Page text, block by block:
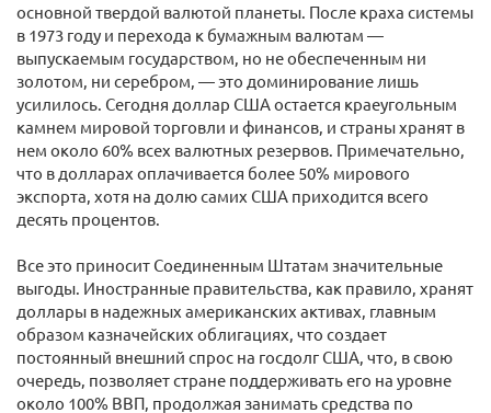
основной твердой валютой планеты. После краха системы
в 1973 году и перехода к бумажным валютам —
выпускаемым государством, но не обеспеченным ни
золотом, ни серебром, — это доминирование лишь
усилилось. Сегодня доллар США остается краеугольным
камнем мировой торговли и финансов, и страны хранят в
нем около 60% всех валютных резервов. Примечательно,
что в долларах оплачивается более 50% мирового
экспорта, хотя на долю самих США приходится всего
десять процентов.
Все это приносит Соединенным Штатам значительные
выгоды. Иностранные правительства, как правило, хранят
доллары в надежных американских активах, главным
образом казначейских облигациях, что создает
постоянный внешний спрос на госдолг США, что, в свою
очередь, позволяет стране поддерживать его на уровне
около 100% ВВП, продолжая занимать средства по